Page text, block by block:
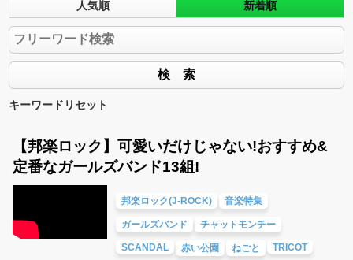
人気順 新着順
キーワードリセット
【邦楽ロック】可愛いだけじゃない!おすすめ&
定番なガールズバンド13組!
邦楽ロック(J-ROCK) 音楽特集
ガールズバンド チャットモンチー
SCANDAL 赤い公園 ねごと
TRICOT